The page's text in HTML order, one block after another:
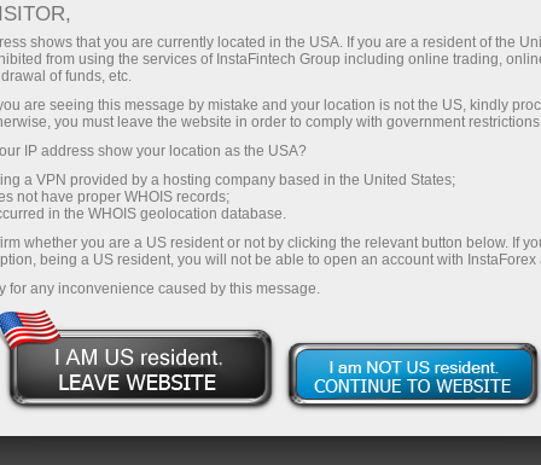
Торговые условия
ИнстаФорекс
Торговые условия определяют качество
онлайн-трейдинга
Открыть торговый счет
Открыть демосчет
shows that you are currently located in the USA. If you are a resident of the
from using the services of InstaFintech Group including online trading,
of funds, etc.
are seeing this message by mistake and your location is not the US, kindly
you must leave the website in order to comply with government
IP address show your location as the USA?
a VPN provided by a hosting company based in the United States;
not have proper WHOIS records;
in the WHOIS geolocation database.
whether you are a US resident or not by clicking the relevant button below. If
being a US resident, you will not be able to open an account with InstaForex
for any inconvenience caused by this message.